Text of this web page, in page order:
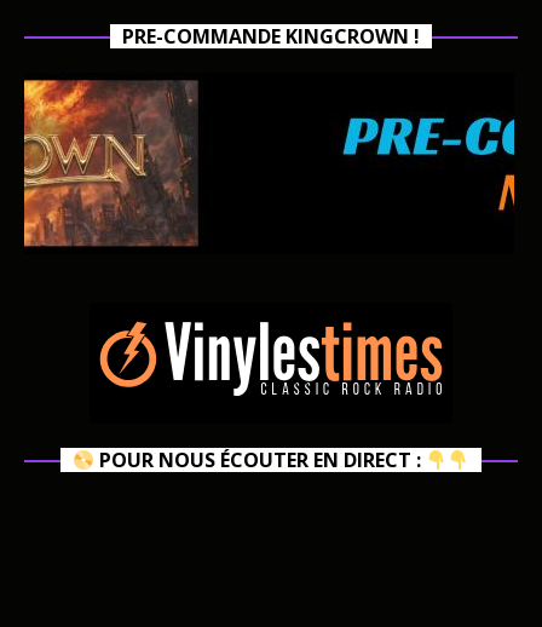
PRE-COMMANDE KINGCROWN !
POUR NOUS ÉCOUTER EN DIRECT :